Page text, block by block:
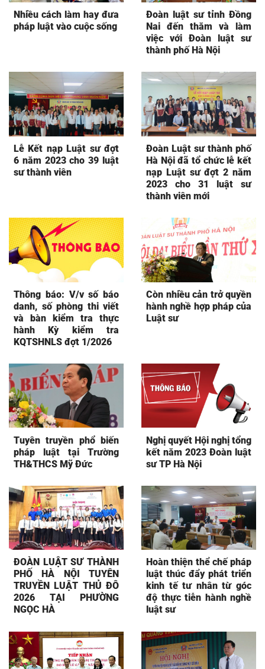
Nhiều cách làm hay đưa
pháp luật vào cuộc sống
Đoàn luật sư tỉnh Đồng
Nai đến thăm và làm
việc với Đoàn luật sư
thành phố Hà Nội
Lễ Kết nạp Luật sư đợt
6 năm 2023 cho 39 luật
sư thành viên
Đoàn Luật sư thành phố
Hà Nội đã tổ chức lễ kết
nạp Luật sư đợt 2 năm
2023 cho 31 luật sư
thành viên mới
Thông báo: V/v số báo
danh, số phòng thi viết
và bàn kiểm tra thực
hành Kỳ kiểm tra
KQTSHNLS đợt 1/2026
Còn nhiều cản trở quyền
hành nghề hợp pháp của
Luật sư
Tuyên truyền phổ biến
pháp luật tại Trường
TH&THCS Mỹ Đức
Nghị quyết Hội nghị tổng
kết năm 2023 Đoàn luật
sư TP Hà Nội
ĐOÀN LUẬT SƯ THÀNH
PHỐ HÀ NỘI TUYÊN
TRUYỀN LUẬT THỦ ĐÔ
2026 TẠI PHƯỜNG
NGỌC HÀ
Hoàn thiện thể chế pháp
luật thúc đẩy phát triển
kinh tế tư nhân từ góc
độ thực tiễn hành nghề
luật sư